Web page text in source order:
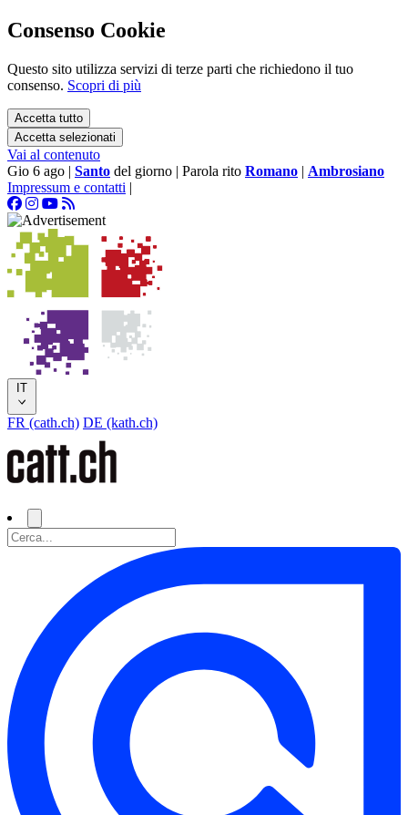
Consenso Cookie
Questo sito utilizza servizi di terze parti che richiedono il tuo
consenso. Scopri di più
Accetta tutto
Accetta selezionati
Vai al contenuto
Gio 6 ago | Santo del giorno | Parola rito Romano | Ambrosiano
Impressum e contatti |
IT
FR (cath.ch) DE (kath.ch)